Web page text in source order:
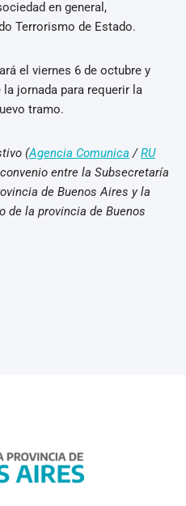
en general,
Terrorismo de Estado.
el viernes 6 de octubre y
jornada para requerir la
tramo.
(Agencia Comunica /RU
entre la Subsecretaría
de Buenos Aires y la
de la provincia de Buenos